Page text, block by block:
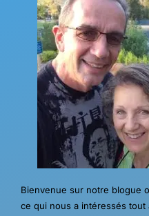
Bienvenue sur notre blogue
ce qui nous a intéressés tout